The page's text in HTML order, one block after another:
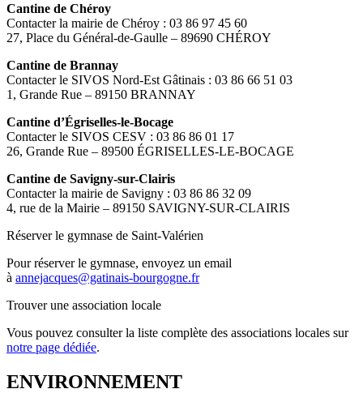
Cantine de Chéroy
Contacter la mairie de Chéroy : 03 86 97 45 60
27, Place du Général-de-Gaulle – 89690 CHÉROY
Cantine de Brannay
Contacter le SIVOS Nord-Est Gâtinais : 03 86 66 51 03
1, Grande Rue – 89150 BRANNAY
Cantine d’Égriselles-le-Bocage
Contacter le SIVOS CESV : 03 86 86 01 17
26, Grande Rue – 89500 ÉGRISELLES-LE-BOCAGE
Cantine de Savigny-sur-Clairis
Contacter la mairie de Savigny : 03 86 86 32 09
4, rue de la Mairie – 89150 SAVIGNY-SUR-CLAIRIS
Réserver le gymnase de Saint-Valérien
Pour réserver le gymnase, envoyez un email
à annejacques@gatinais-bourgogne.fr
Trouver une association locale
Vous pouvez consulter la liste complète des associations locales sur
notre page dédiée.
ENVIRONNEMENT